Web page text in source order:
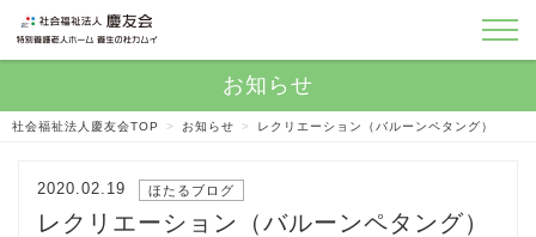
社会福祉法人慶友会TOP > お知らせ > レクリエーション（バルーンペタング）
2020.02.19 ほたるブログ
レクリエーション（バルーンペタング）